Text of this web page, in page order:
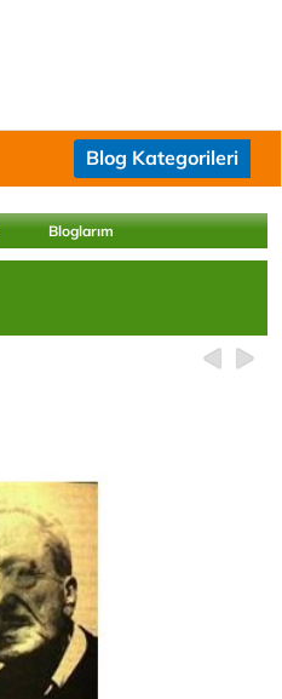
Blog Kategorileri
Bloglarım